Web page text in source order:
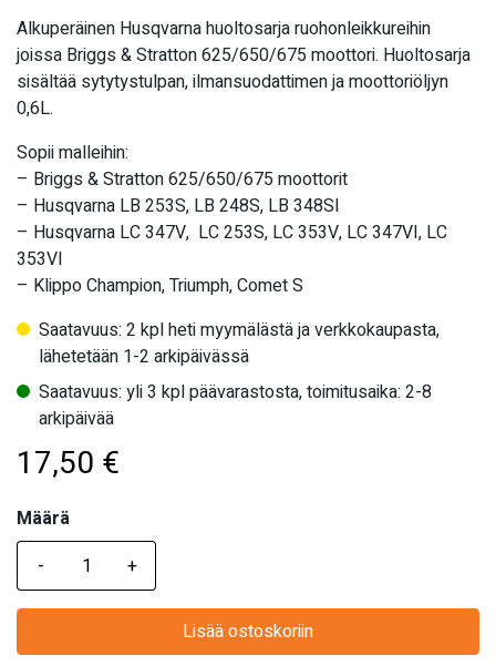
Alkuperäinen Husqvarna huoltosarja ruohonleikkureihin
joissa Briggs & Stratton 625/650/675 moottori. Huoltosarja
sisältää sytytystulpan, ilmansuodattimen ja moottoriöljyn
0,6L.
Sopii malleihin:
– Briggs & Stratton 625/650/675 moottorit
– Husqvarna LB 253S, LB 248S, LB 348SI
– Husqvarna LC 347V, LC 253S, LC 353V, LC 347VI, LC
353VI
– Klippo Champion, Triumph, Comet S
Saatavuus: 2 kpl heti myymälästä ja verkkokaupasta,
lähetetään 1-2 arkipäivässä
Saatavuus: yli 3 kpl päävarastosta, toimitusaika: 2-8
arkipäivää
17,50 €
Määrä
Määrä
Lisää ostoskoriin